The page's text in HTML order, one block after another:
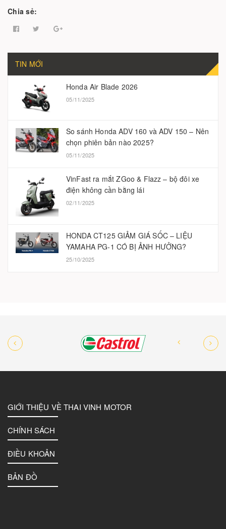
Chia sẻ:
TIN MỚI
Honda Air Blade 2026
05/11/2025
So sánh Honda ADV 160 và ADV 150 – Nên
chọn phiên bản nào 2025?
05/11/2025
VinFast ra mắt ZGoo & Flazz – bộ đôi xe
điện không cần bằng lái
02/11/2025
HONDA CT125 GIẢM GIÁ SỐC – LIỆU
YAMAHA PG-1 CÓ BỊ ẢNH HƯỞNG?
25/10/2025
GIỚI THIỆU VỀ THAI VINH MOTOR
CHÍNH SÁCH
ĐIỀU KHOẢN
BẢN ĐỒ